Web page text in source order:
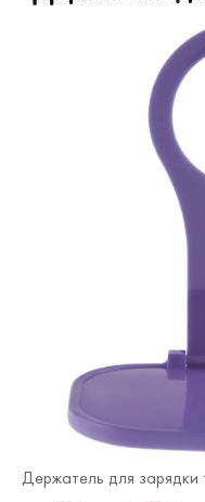
Держатель для зарядки